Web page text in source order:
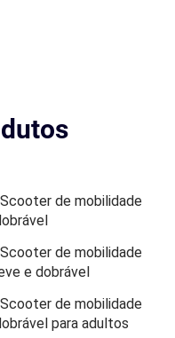
Scooter de mobilidade
Scooter de mobilidade
e dobrável
Scooter de mobilidade
para adultos